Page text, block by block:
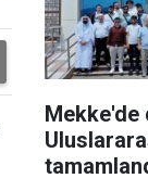
Mekke'de